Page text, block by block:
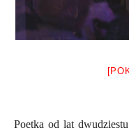
Poetka od lat